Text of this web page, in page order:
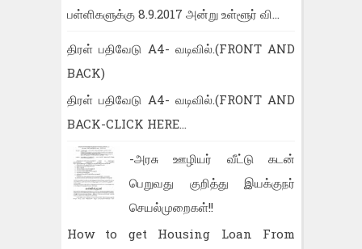
பள்ளிகளுக்கு 8.9.2017 அன்று உள்ளூர் வி...
திரள் பதிவேடு A4- வடிவில்.(FRONT AND
BACK)
திரள் பதிவேடு A4- வடிவில்.(FRONT AND
BACK-CLICK HERE...
-அரசு ஊழியர் வீட்டு கடன்
பெறுவது குறித்து இயக்குநர்
செயல்முறைகள்!!
How to get Housing Loan From